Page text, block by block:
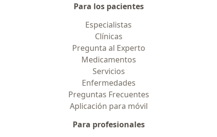
Para los pacientes
Especialistas
Clínicas
Pregunta al Experto
Medicamentos
Servicios
Enfermedades
Preguntas Frecuentes
Aplicación para móvil
Para profesionales